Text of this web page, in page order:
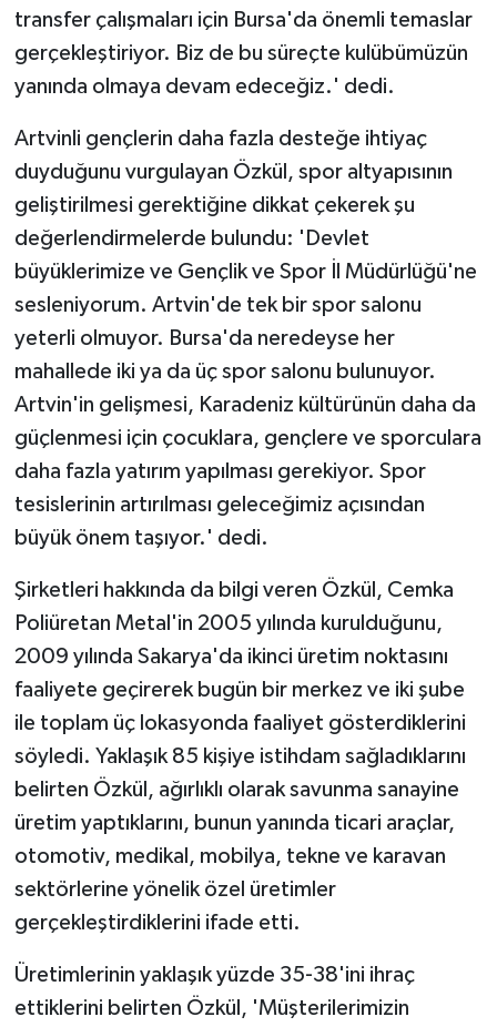
transfer çalışmaları için Bursa'da önemli temaslar
gerçekleştiriyor. Biz de bu süreçte kulübümüzün
yanında olmaya devam edeceğiz.' dedi.
Artvinli gençlerin daha fazla desteğe ihtiyaç
duyduğunu vurgulayan Özkül, spor altyapısının
geliştirilmesi gerektiğine dikkat çekerek şu
değerlendirmelerde bulundu: 'Devlet
büyüklerimize ve Gençlik ve Spor İl Müdürlüğü'ne
sesleniyorum. Artvin'de tek bir spor salonu
yeterli olmuyor. Bursa'da neredeyse her
mahallede iki ya da üç spor salonu bulunuyor.
Artvin'in gelişmesi, Karadeniz kültürünün daha da
güçlenmesi için çocuklara, gençlere ve sporculara
daha fazla yatırım yapılması gerekiyor. Spor
tesislerinin artırılması geleceğimiz açısından
büyük önem taşıyor.' dedi.
Şirketleri hakkında da bilgi veren Özkül, Cemka
Poliüretan Metal'in 2005 yılında kurulduğunu,
2009 yılında Sakarya'da ikinci üretim noktasını
faaliyete geçirerek bugün bir merkez ve iki şube
ile toplam üç lokasyonda faaliyet gösterdiklerini
söyledi. Yaklaşık 85 kişiye istihdam sağladıklarını
belirten Özkül, ağırlıklı olarak savunma sanayine
üretim yaptıklarını, bunun yanında ticari araçlar,
otomotiv, medikal, mobilya, tekne ve karavan
sektörlerine yönelik özel üretimler
gerçekleştirdiklerini ifade etti.
Üretimlerinin yaklaşık yüzde 35-38'ini ihraç
ettiklerini belirten Özkül, 'Müşterilerimizin